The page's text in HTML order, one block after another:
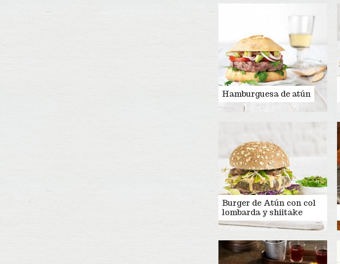
Hamburguesa de atún
Burger de Atún con col
lombarda y shiitake